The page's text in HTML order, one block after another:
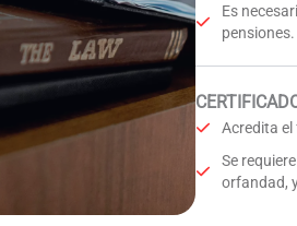
Es
pensiones.
Acredita el
Se
orfandad,